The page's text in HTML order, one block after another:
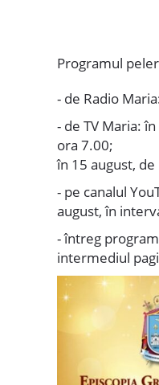
Programul
- de Radio
- de TV Maria:
ora 7.00;
în 15 august,
- pe canalul
august, în
- întreg
intermediul